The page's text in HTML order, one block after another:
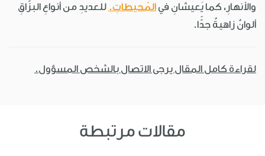
والأنهارِ، كما يَعيشانِ في المُحيطاتِ. للعديدِ من أنواعِ البزّاقِ
ألوانٌ زاهيةٌ جدًّا.
لقراءة كامل المقال يرجى الاتصال بالشخص المسؤول.
مقالات مرتبطة